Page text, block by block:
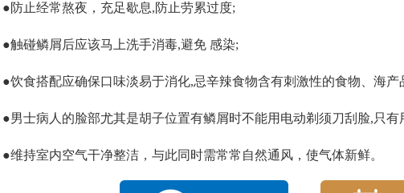
止经常熬夜，充足歇息,防止劳累过度;
碰鳞屑后应该马上洗手消毒,避免 感染;
食搭配应确保口味淡易于消化,忌辛辣食物含有刺激性的食物、海产
士病人的脸部尤其是胡子位置有鳞屑时不能用电动剃须刀刮脸,只有
持室内空气干净整洁，与此同时需常常自然通风，使气体新鲜。